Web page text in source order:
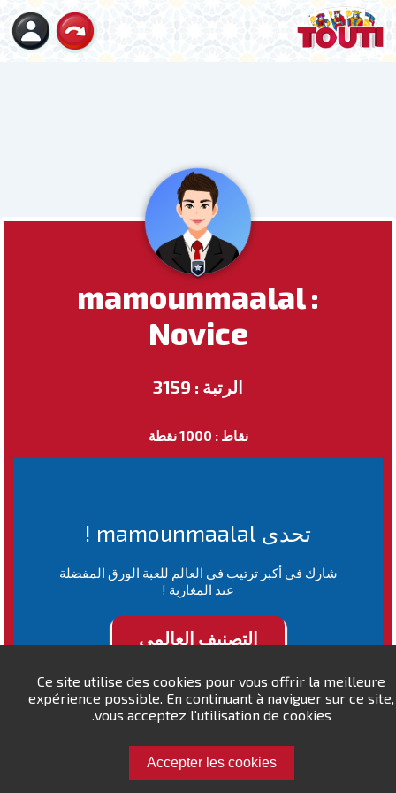
Ce site utilise des cookies pour vous offrir la meilleure
expérience possible. En continuant à naviguer sur ce site,
vous acceptez l'utilisation de cookies.
Accepter les cookies
mamounmaalal :
Novice
الرتبة : 3159
نقاط : 1000 نقطة
تحدى mamounmaalal !
شارك في أكبر ترتيب في العالم للعبة الورق المفضلة
عند المغاربة !
التصنيف العالمي